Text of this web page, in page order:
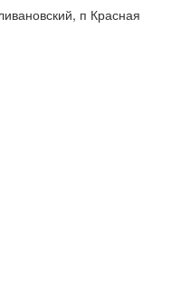
п Красная